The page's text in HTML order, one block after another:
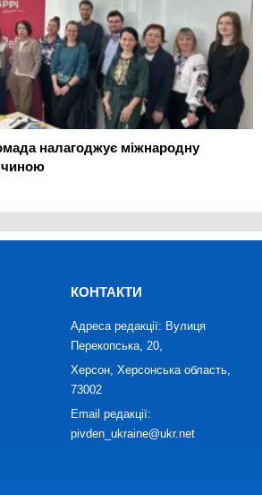
налагоджує міжнародну
КОНТАКТИ
Адреса редакції: Вулиця
Перекопська, 20,
Херсон, Херсонська область,
73002
Email редакції:
pivden_ukraine@ukr.net